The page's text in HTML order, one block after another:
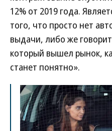
12% от 2019 года.
того, что просто нет
выдачи, либо же
который вышел рынок,
станет понятно».